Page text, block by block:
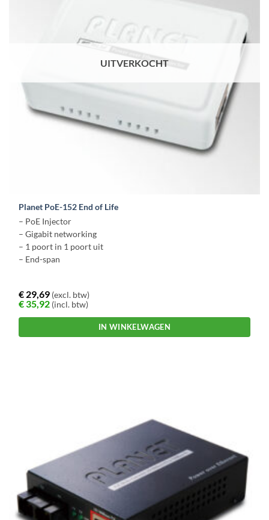
UITVERKOCHT
Planet PoE-152 End of Life
– PoE Injector
– Gigabit networking
– 1 poort in 1 poort uit
– End-span
€ 29,69 (excl. btw)
€35,92 (incl. btw)
IN WINKELWAGEN